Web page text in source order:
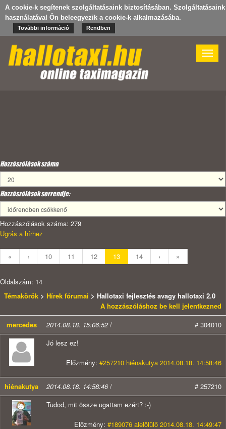
A cookie-k segítenek szolgáltatásaink biztosításában. Szolgáltatásaink
használatával Ön beleegyezik a cookie-k alkalmazásába.
További információ Rendben
Toggle
Hozzászólások száma
Hozzászólások sorrendje:
Hozzászólások száma: 279
Ugrás a hírhez
« ‹ 10 11 12 13 14 › »
Oldalszám: 14
Témakörök > Hírek fórumai > Hallotaxi fejlesztés avagy hallotaxi 2.0
A hozzászóláshoz be kell jelentkezned
mercedes
2014.08.18. 15:06:52/
# 304010
Jó lesz ez!
Előzmény: #257210 hiénakutya 2014.08.18. 14:58:46
hiénakutya 2014.08.18. 14:58:46/
# 257210
Tudod, mit össze ugattam ezért? :-)
Előzmény: #189076 alelölülő 2014.08.18. 14:49:47